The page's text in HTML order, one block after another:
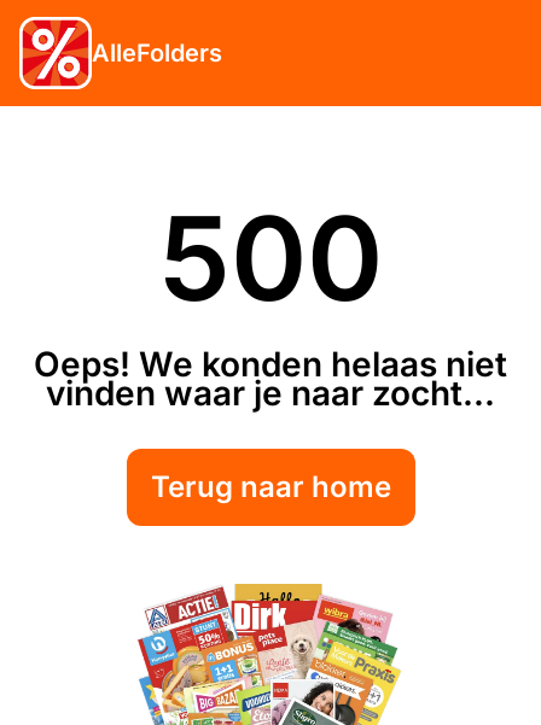
AlleFolders
500
Oeps! We konden helaas niet
vinden waar je naar zocht...
Terug naar home